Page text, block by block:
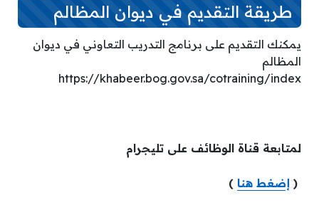
طريقة التقديم في ديوان المظالم
يمكنك التقديم على برنامج التدريب التعاوني في ديوان
المظالم
https://khabeer.bog.gov.sa/cotraining/index
لمتابعة قناة الوظائف على تليجرام
( إضغط هنا )